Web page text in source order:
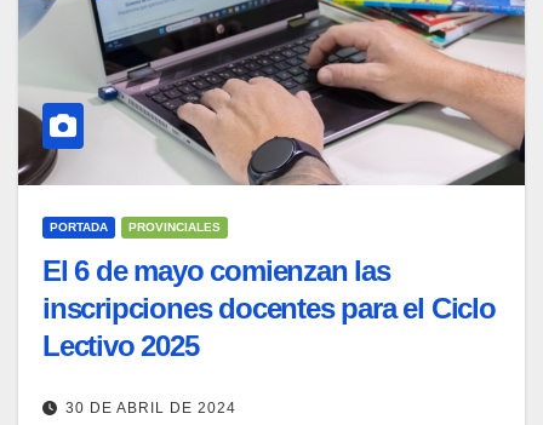
PORTADA PROVINCIALES
El 6 de mayo comienzan las
inscripciones docentes para el Ciclo
Lectivo 2025
30 DE ABRIL DE 2024